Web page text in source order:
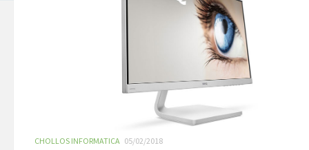
CHOLLOS INFORMATICA 05/02/2018